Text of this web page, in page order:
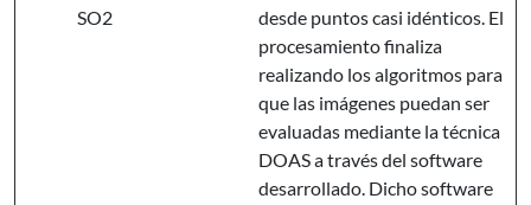
SO2
desde puntos casi idénticos. El
procesamiento finaliza
realizando los algoritmos para
que las imágenes puedan ser
evaluadas mediante la técnica
DOAS a través del software
desarrollado. Dicho software